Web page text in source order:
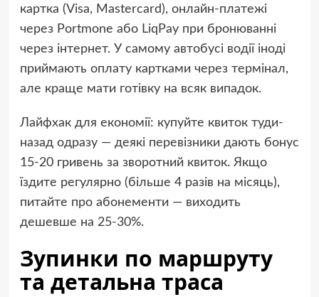
картка (Visa, Mastercard), онлайн-платежі
через Portmone або LiqPay при бронюванні
через інтернет. У самому автобусі водії іноді
приймають оплату картками через термінал,
але краще мати готівку на всяк випадок.
Лайфхак для економії: купуйте квиток туди-
назад одразу — деякі перевізники дають бонус
15-20 гривень за зворотний квиток. Якщо
їздите регулярно (більше 4 разів на місяць),
питайте про абонементи — виходить
дешевше на 25-30%.
Зупинки по маршруту
та детальна траса